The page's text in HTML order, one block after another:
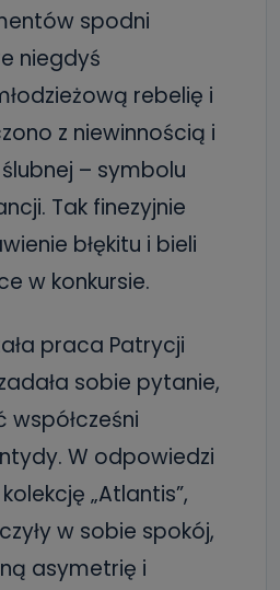
spodni
niegdyś
rebelię i
z niewinnością i
– symbolu
Tak finezyjnie
błękitu i bieli
w konkursie.
praca Patrycji
sobie pytanie,
W odpowiedzi
„Atlantis”,
w sobie spokój,
asymetrię i